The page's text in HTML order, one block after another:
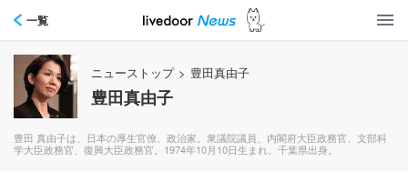
一覧
ニューストップ > 豊田真由子
豊田真由子
豊田 真由子は、日本の厚生官僚、政治家。衆議院議員、内閣府大臣政務官、文部科
学大臣政務官、復興大臣政務官。1974年10月10日生まれ。千葉県出身。